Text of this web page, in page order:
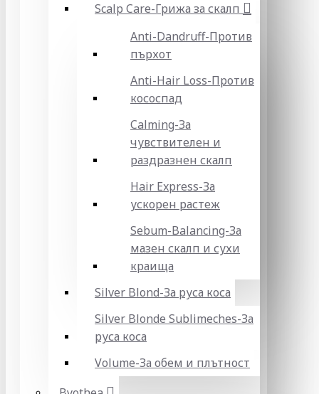
Scalp Care-Грижа за скалп
Anti-Dandruff-Против
пърхот
Anti-Hair Loss-Против
кососпад
Calming-За
чувствителен и
раздразнен скалп
Hair Express-За
ускорен растеж
Sebum-Balancing-За
мазен скалп и сухи
краища
Silver Blond-За руса коса
Silver Blonde Sublіmeches-За
руса коса
Volume-За обем и плътност